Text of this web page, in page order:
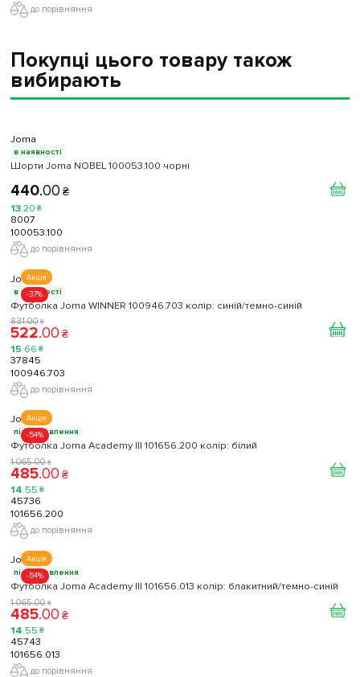
до порівняння
Покупці цього товару також
вибирають
Joma
в наявності
Шорти Joma NOBEL 100053.100 чорні
440.00 ₴
13.20 ₴
8007
100053.100
до порівняння
Акція
-37%
Joma
в наявності
Футболка Joma WINNER 100946.703 колір: синій/темно-синій
831.00 ₴
522.00 ₴
15.66 ₴
37845
100946.703
до порівняння
Акція
-54%
Joma
під замовлення
Футболка Joma Academy III 101656.200 колір: білий
1 065.00 ₴
485.00 ₴
14.55 ₴
45736
101656.200
до порівняння
Акція
-54%
Joma
під замовлення
Футболка Joma Academy III 101656.013 колір: блакитний/темно-синій
1 065.00 ₴
485.00 ₴
14.55 ₴
45743
101656.013
до порівняння